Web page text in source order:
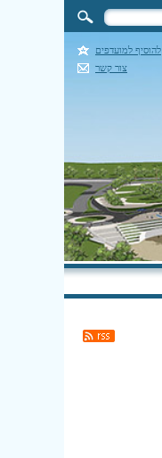
להוסיף למועדפים
צור קשר